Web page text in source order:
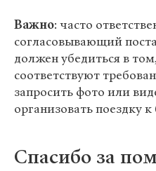
Важно: часто
согласовывающий
должен убедиться в
соответствуют
запросить фото или
организовать поездку
Спасибо за